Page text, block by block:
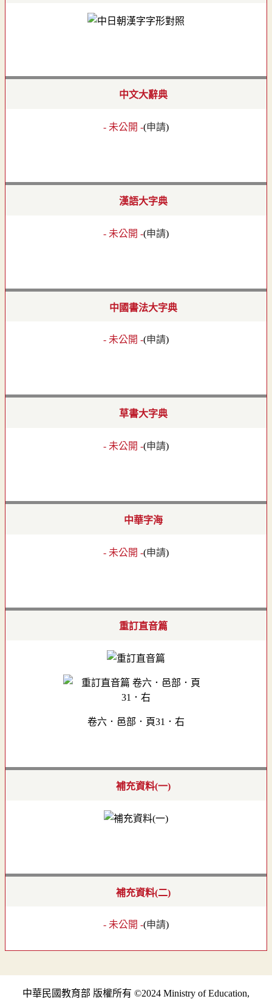
中文大辭典
- 未公開 -(申請)
漢語大字典
- 未公開 -(申請)
中國書法大字典
- 未公開 -(申請)
草書大字典
- 未公開 -(申請)
中華字海
- 未公開 -(申請)
重訂直音篇
卷六．邑部．頁31．右
補充資料(一)
補充資料(二)
- 未公開 -(申請)
中華民國教育部 版權所有 ©2024 Ministry of Education,